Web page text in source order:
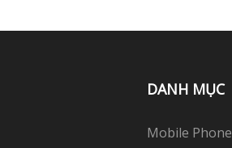
DANH MỤC
Mobile Phone